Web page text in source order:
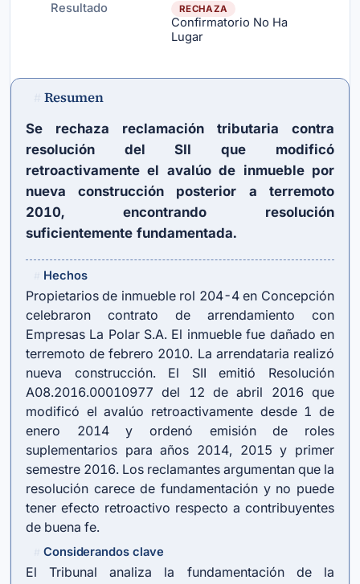
Resultado
RECHAZA
Confirmatorio No Ha
Lugar
Resumen
Se rechaza reclamación tributaria contra
resolución del SII que modificó
retroactivamente el avalúo de inmueble por
nueva construcción posterior a terremoto
2010, encontrando resolución
suficientemente fundamentada.
Hechos
Propietarios de inmueble rol 204-4 en Concepción
celebraron contrato de arrendamiento con
Empresas La Polar S.A. El inmueble fue dañado en
terremoto de febrero 2010. La arrendataria realizó
nueva construcción. El SII emitió Resolución
A08.2016.00010977 del 12 de abril 2016 que
modificó el avalúo retroactivamente desde 1 de
enero 2014 y ordenó emisión de roles
suplementarios para años 2014, 2015 y primer
semestre 2016. Los reclamantes argumentan que la
resolución carece de fundamentación y no puede
tener efecto retroactivo respecto a contribuyentes
de buena fe.
Considerandos clave
El Tribunal analiza la fundamentación de la